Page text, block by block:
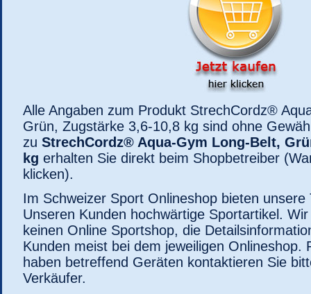
Alle Angaben zum Produkt StrechCordz®
Grün, Zugstärke 3,6-10,8 kg sind ohne
zu StrechCordz® Aqua-Gym Long-Belt,
kg erhalten Sie direkt beim Shopbetreiber
klicken).
Im Schweizer Sport Onlineshop bieten unsere
Unseren Kunden hochwärtige Sportartikel.
keinen Online Sportshop, die
Kunden meist bei dem jeweiligen Onlineshop.
haben betreffend Geräten kontaktieren Sie
Verkäufer.